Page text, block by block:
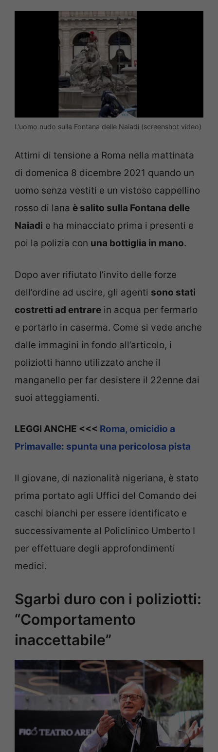
L’uomo nudo sulla Fontana delle Naiadi (screenshot video)
Attimi di tensione a Roma nella mattinata
di domenica 8 dicembre 2021 quando un
uomo senza vestiti e un vistoso cappellino
rosso di lana è salito sulla Fontana delle
Naiadi e ha minacciato prima i presenti e
poi la polizia con una bottiglia in mano.
Dopo aver rifiutato l’invito delle forze
dell’ordine ad uscire, gli agenti sono stati
costretti ad entrare in acqua per fermarlo
e portarlo in caserma. Come si vede anche
dalle immagini in fondo all’articolo, i
poliziotti hanno utilizzato anche il
manganello per far desistere il 22enne dai
suoi atteggiamenti.
LEGGI ANCHE <<< Roma, omicidio a
Primavalle: spunta una pericolosa pista
Il giovane, di nazionalità nigeriana, è stato
prima portato agli Uffici del Comando dei
caschi bianchi per essere identificato e
successivamente al Policlinico Umberto I
per effettuare degli approfondimenti
medici.
Sgarbi duro con i poliziotti:
“Comportamento
inaccettabile”